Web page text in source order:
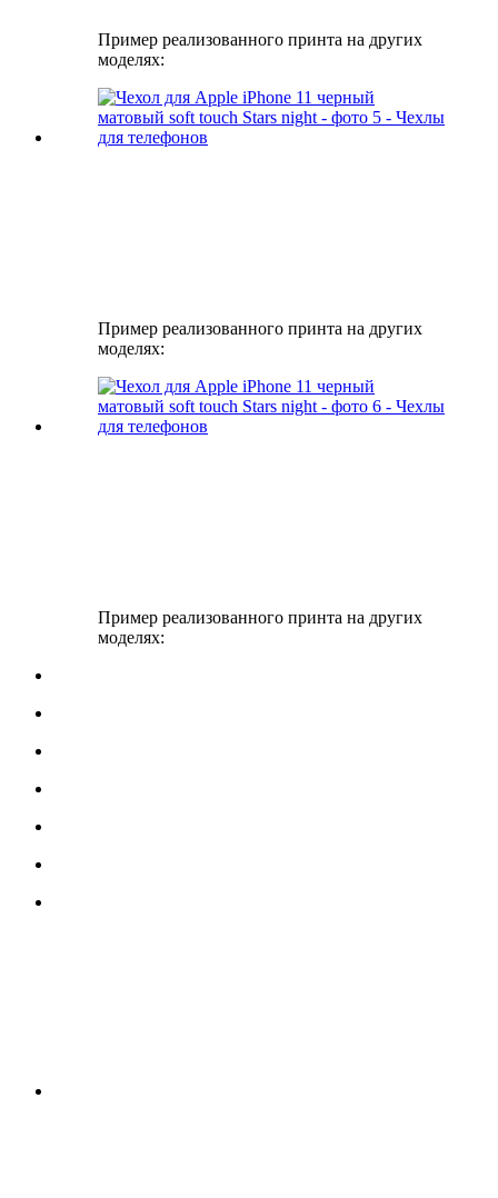
Пример реализованного принта на других
моделях:
Пример реализованного принта на других
моделях:
Пример реализованного принта на других
моделях: